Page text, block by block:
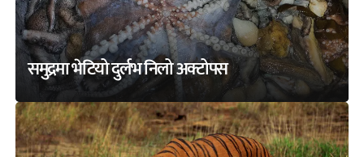
समुद्रमा भेटियो दुर्लभ निलो अक्टोपस